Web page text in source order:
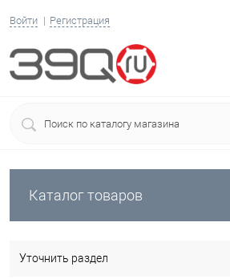
Войти Регистрация
Каталог товаров
Уточнить раздел